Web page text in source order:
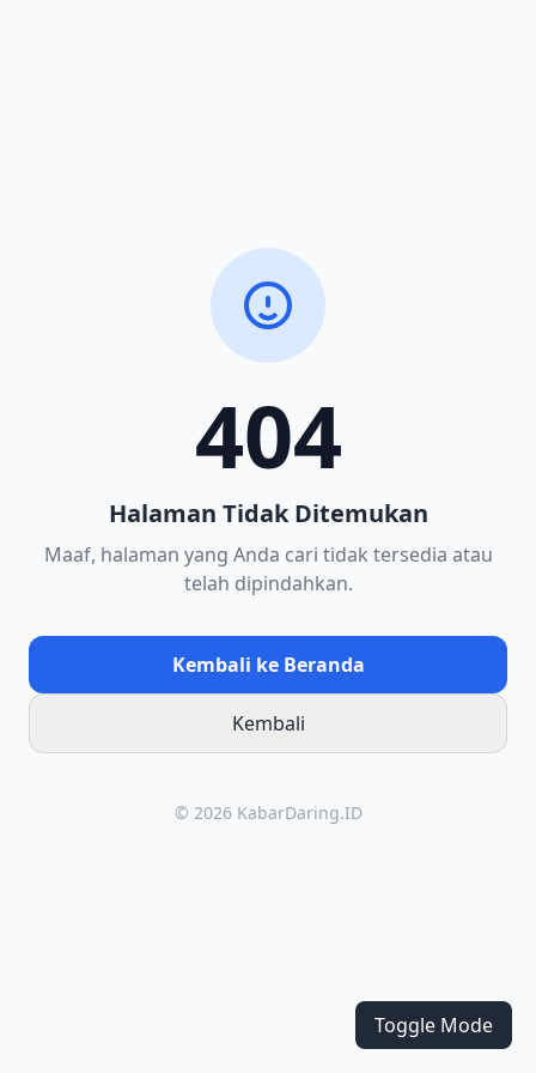
404
Halaman Tidak Ditemukan
Maaf, halaman yang Anda cari tidak tersedia atau
telah dipindahkan.
Kembali ke Beranda
Kembali
© 2026 KabarDaring.ID
Toggle Mode